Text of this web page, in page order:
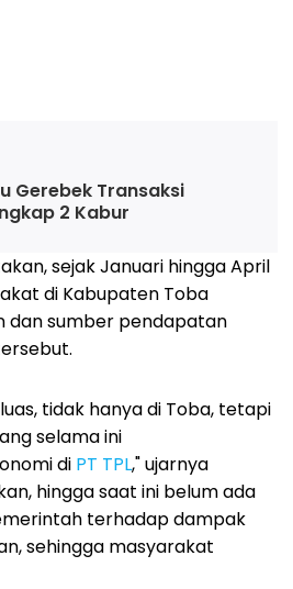
Gerebek Transaksi
2 Kabur
sejak Januari hingga April
di Kabupaten Toba
dan sumber pendapatan
tidak hanya di Toba, tetapi
selama ini
di PT TPL," ujarnya
hingga saat ini belum ada
terhadap dampak
sehingga masyarakat